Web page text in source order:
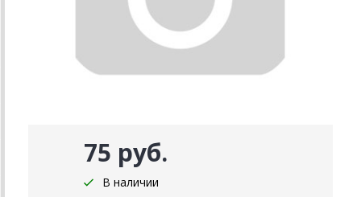
75 руб.
В наличии